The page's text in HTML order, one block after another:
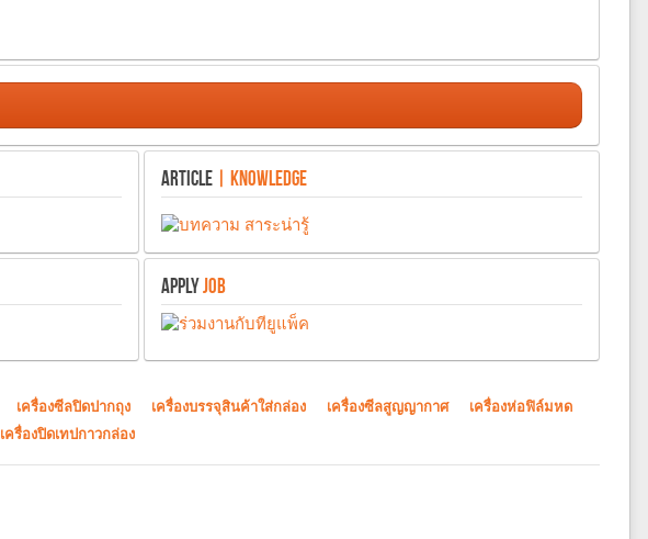
ARTICLE | KNOWLEDGE
APPLYJOB
เครื่องซีลปิดปากถุง เครื่องบรรจุสินค้าใส่กล่อง เครื่องซีลสูญญากาศ
เครื่องห่อฟิล์มหด
เครื่องปิดเทปกาวกล่อง